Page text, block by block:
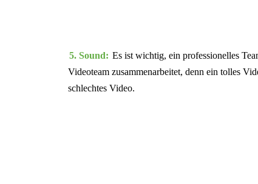
5. Sound: Es ist wichtig, ein professionelles
Videoteam zusammenarbeitet, denn ein tolles
schlechtes Video.